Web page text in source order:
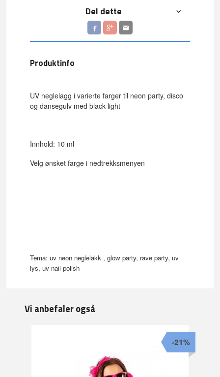
Del dette
Produktinfo
UV neglelagg i varierte farger til neon party, disco
og dansegulv med black light
Innhold: 10 ml
Velg ønsket farge i nedtrekksmenyen
Tema: uv neon neglelakk , glow party, rave party, uv
lys, uv nail polish
Vi anbefaler også
-21%